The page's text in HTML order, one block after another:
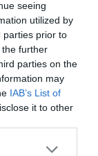
seeing
utilized by
parties prior to
further
parties on the
may
IAB’s List of
it to other
more Google
Καρδιάς
διαθέτει
1.5 &
με
level 3